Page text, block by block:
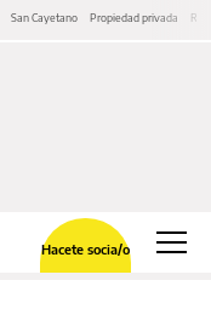
San Cayetano Propiedad privada
Hacete socia/o